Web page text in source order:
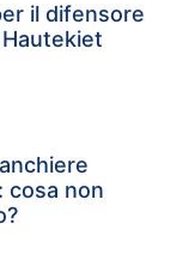
il difensore
cosa non